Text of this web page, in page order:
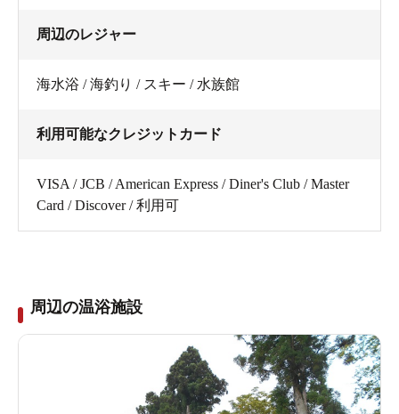
周辺のレジャー
海水浴 / 海釣り / スキー / 水族館
利用可能なクレジットカード
VISA / JCB / American Express / Diner's Club / Master
Card / Discover / 利用可
周辺の温浴施設